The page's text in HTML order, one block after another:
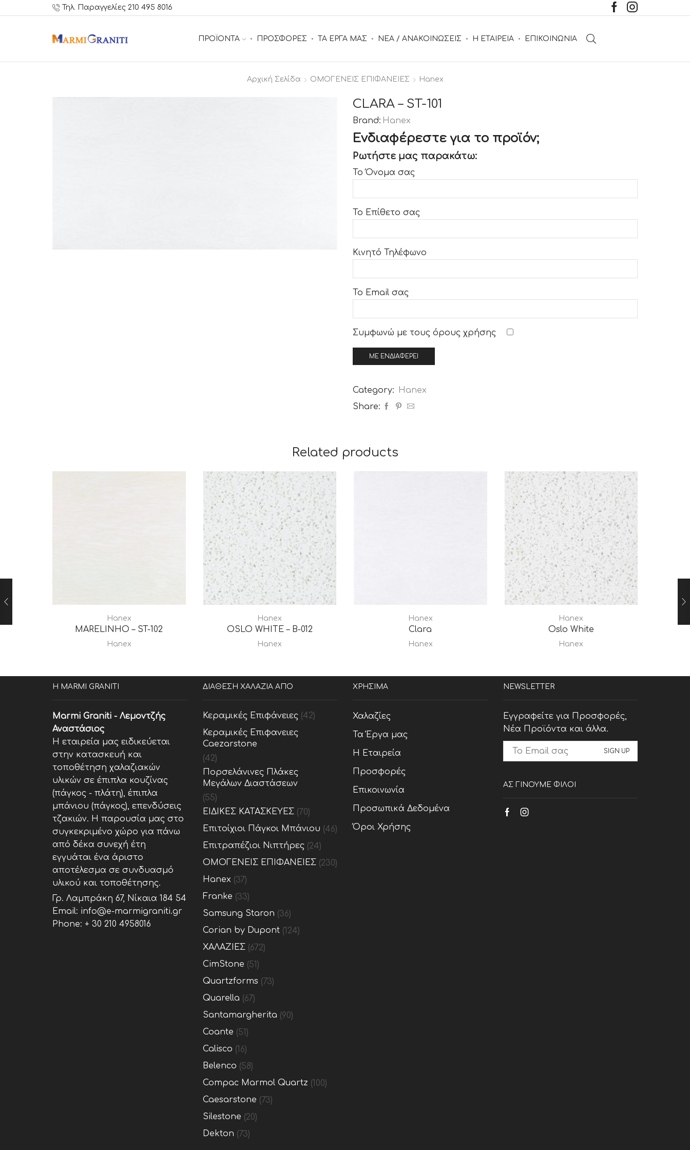
Τηλ. Παραγγελίες 210 495 8016
ΠΡΟΪΟΝΤΑ ΠΡΟΣΦΟΡΕΣ ΤΑ ΕΡΓΑ ΜΑΣ ΝΕΑ / ΑΝΑΚΟΙΝΩΣΕΙΣ Η ΕΤΑΙΡΕΙΑ ΕΠΙΚΟΙΝΩΝΙΑ
Αρχική Σελίδα ΟΜΟΓΕΝΕΙΣ ΕΠΙΦΑΝΕΙΕΣ Hanex
CLARA – ST-101
Brand: Hanex
Ενδιαφέρεστε για το προϊόν;
Ρωτήστε μας παρακάτω:
Το Όνομα σας
Το Επίθετο σας
Κινητό Τηλέφωνο
Το Email σας
Συμφωνώ με τους όρους χρήσης
Category:
Hanex
Share:
Related products
Hanex
MARELINHO – ST-102
Hanex
Hanex
OSLO WHITE – B-012
Hanex
Hanex
Clara
Hanex
Hanex
Oslo White
Hanex
Η MARMI GRANITI
Marmi Graniti - Λεμοντζής
Αναστάσιος
Η εταιρεία μας ειδικεύεται
στην κατασκευή και
τοποθέτηση χαλαζιακών
υλικών σε έπιπλα κουζίνας
(πάγκος - πλάτη), έπιπλα
μπάνιου (πάγκος), επενδύσεις
τζακιών. Η παρουσία μας στο
συγκεκριμένο χώρο για πάνω
από δέκα συνεχή έτη
εγγυάται ένα άριστο
αποτέλεσμα σε συνδυασμό
υλικού και τοποθέτησης.
Γρ. Λαμπράκη 67, Νίκαια 184 54
Email: info@e-marmigraniti.gr
Phone: + 30 210 4958016
ΔΙΑΘΕΣΗ ΧΑΛΑΖΙΑ ΑΠΟ
Κεραμικές Επιφάνειες (42)
Κεραμικές Επιφανειες
Caezarstone
(42)
Πορσελάνινες Πλάκες
Μεγάλων Διαστάσεων
(55)
ΕΙΔΙΚΕΣ ΚΑΤΑΣΚΕΥΕΣ (70)
Επιτοίχιοι Πάγκοι Μπάνιου (46)
Επιτραπέζιοι Νιπτήρες (24)
ΟΜΟΓΕΝΕΙΣ ΕΠΙΦΑΝΕΙΕΣ (230)
Hanex (37)
Franke (33)
Samsung Staron (36)
Corian by Dupont (124)
ΧΑΛΑΖΙΕΣ (672)
CimStone (51)
Quartzforms (73)
Quarella (67)
Santamargherita (90)
Coante (51)
Calisco (16)
Belenco (58)
Compac Marmol Quartz (100)
Caesarstone (73)
Silestone (20)
Dekton (73)
ΧΡΗΣΙΜΑ
Χαλαζίες
Τα Έργα μας
Η Εταιρεία
Προσφορές
Επικοινωνία
Προσωπικά Δεδομένα
Όροι Χρήσης
NEWSLETTER
Εγγραφείτε για Προσφορές,
Νέα Προϊόντα και άλλα.
ΑΣ ΓΙΝΟΥΜΕ ΦΙΛΟΙ
Facebook
Instagram